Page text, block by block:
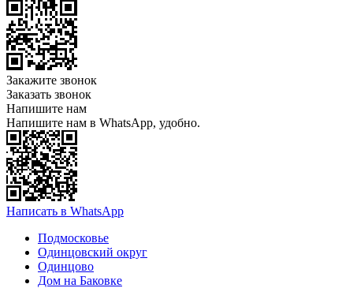
Закажите звонок
Заказать звонок
Напишите нам
Напишите нам в WhatsApp, удобно.
Написать в WhatsApp
Подмосковье
Одинцовский округ
Одинцово
Дом на Баковке